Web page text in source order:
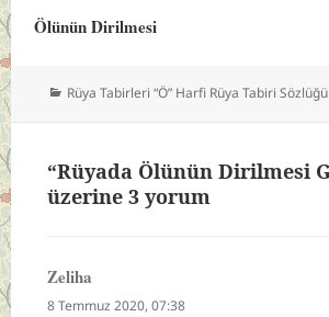
Ölünün Dirilmesi
Kategoriler
Rüya Tabirleri “Ö” Harfi Rüya Tabiri Sözlüğü
“Rüyada Ölünün Dirilmesi
üzerine 3 yorum
Zeliha
ki:
8 Temmuz 2020, 07:38